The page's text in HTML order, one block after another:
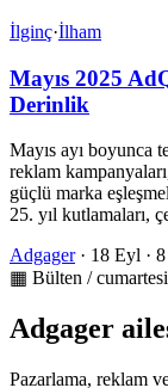
İlginç·İlham
Mayıs 2025
Derinlik
Mayıs ayı boyunca
reklam
güçlü marka
25. yıl kutlamaları,
Adgager · 18 Eyl ·
▦ Bülten / cumartesi
Adgager
Pazarlama, reklam